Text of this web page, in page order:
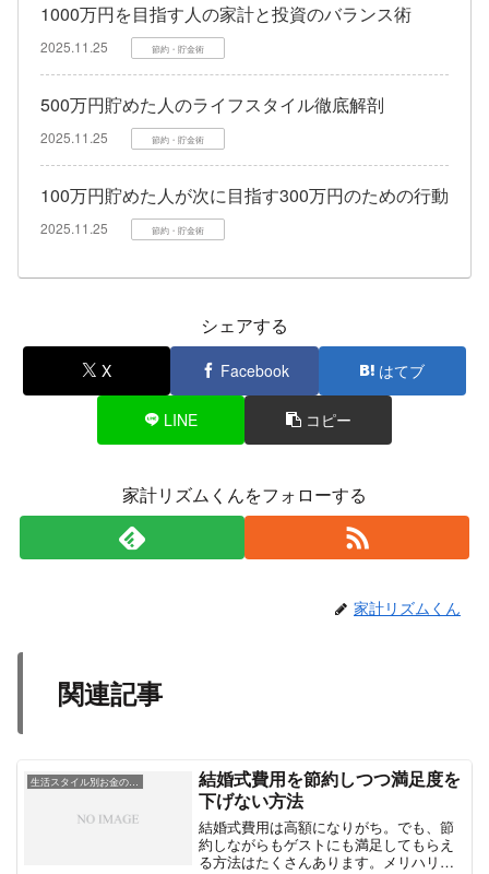
1000万円を目指す人の家計と投資のバランス術
2025.11.25 節約・貯金術
500万円貯めた人のライフスタイル徹底解剖
2025.11.25 節約・貯金術
100万円貯めた人が次に目指す300万円のための行動
2025.11.25 節約・貯金術
シェアする
X Facebook はてブ
LINE コピー
家計リズムくんをフォローする
家計リズムくん
関連記事
生活スタイル別お金の工夫
結婚式費用を節約しつつ満足度を
下げない方法
結婚式費用は高額になりがち。でも、節
約しながらもゲストにも満足してもらえ
る方法はたくさんあります。メリハリを